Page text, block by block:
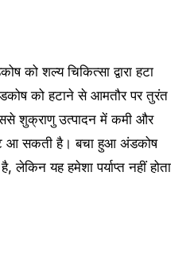
को शल्य चिकित्सा द्वारा हटा
को हटाने से आमतौर पर तुरंत
शुक्राणु उत्पादन में कमी और
आ सकती है। बचा हुआ अंडकोष
यह हमेशा पर्याप्त नहीं होता